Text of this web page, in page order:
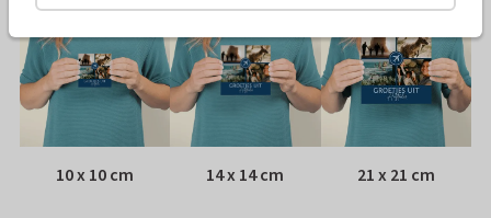
10 x 10 cm 14 x 14 cm 21 x 21 cm